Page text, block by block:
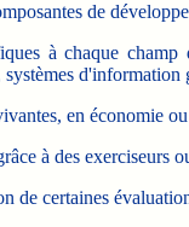
de
à chaque
d'information
en économie
à des exerciseurs
de certaines